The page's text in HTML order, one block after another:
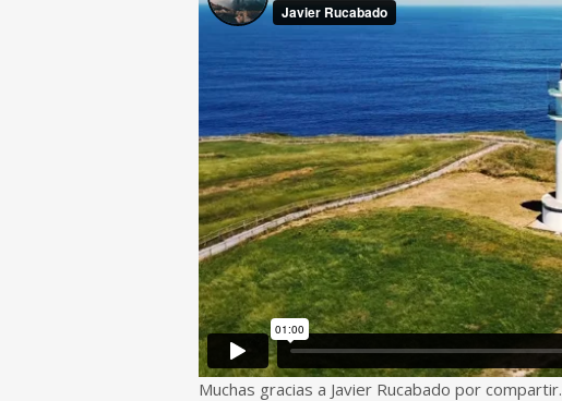
Muchas gracias a Javier Rucabado por compartir.